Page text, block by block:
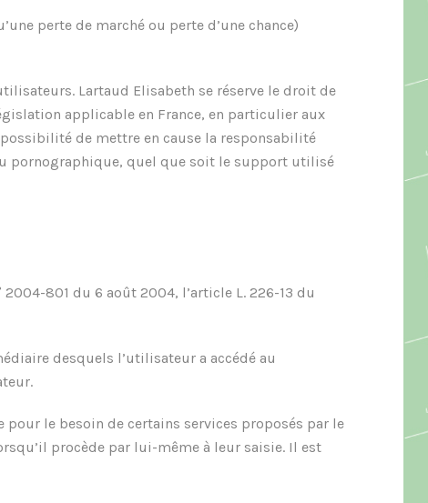
perte de marché ou perte d’une chance)
Lartaud Elisabeth se réserve le droit de
applicable en France, en particulier aux
de mettre en cause la responsabilité
pornographique, quel que soit le support utilisé
801 du 6 août 2004, l’article L. 226-13 du
desquels l’utilisateur a accédé au
le besoin de certains services proposés par le
procède par lui-même à leur saisie. Il est